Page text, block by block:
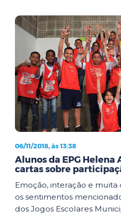
06/11/2018, às 13:38
Alunos da EPG
cartas sobre
Emoção, interação e muita
os sentimentos
dos Jogos Escolares